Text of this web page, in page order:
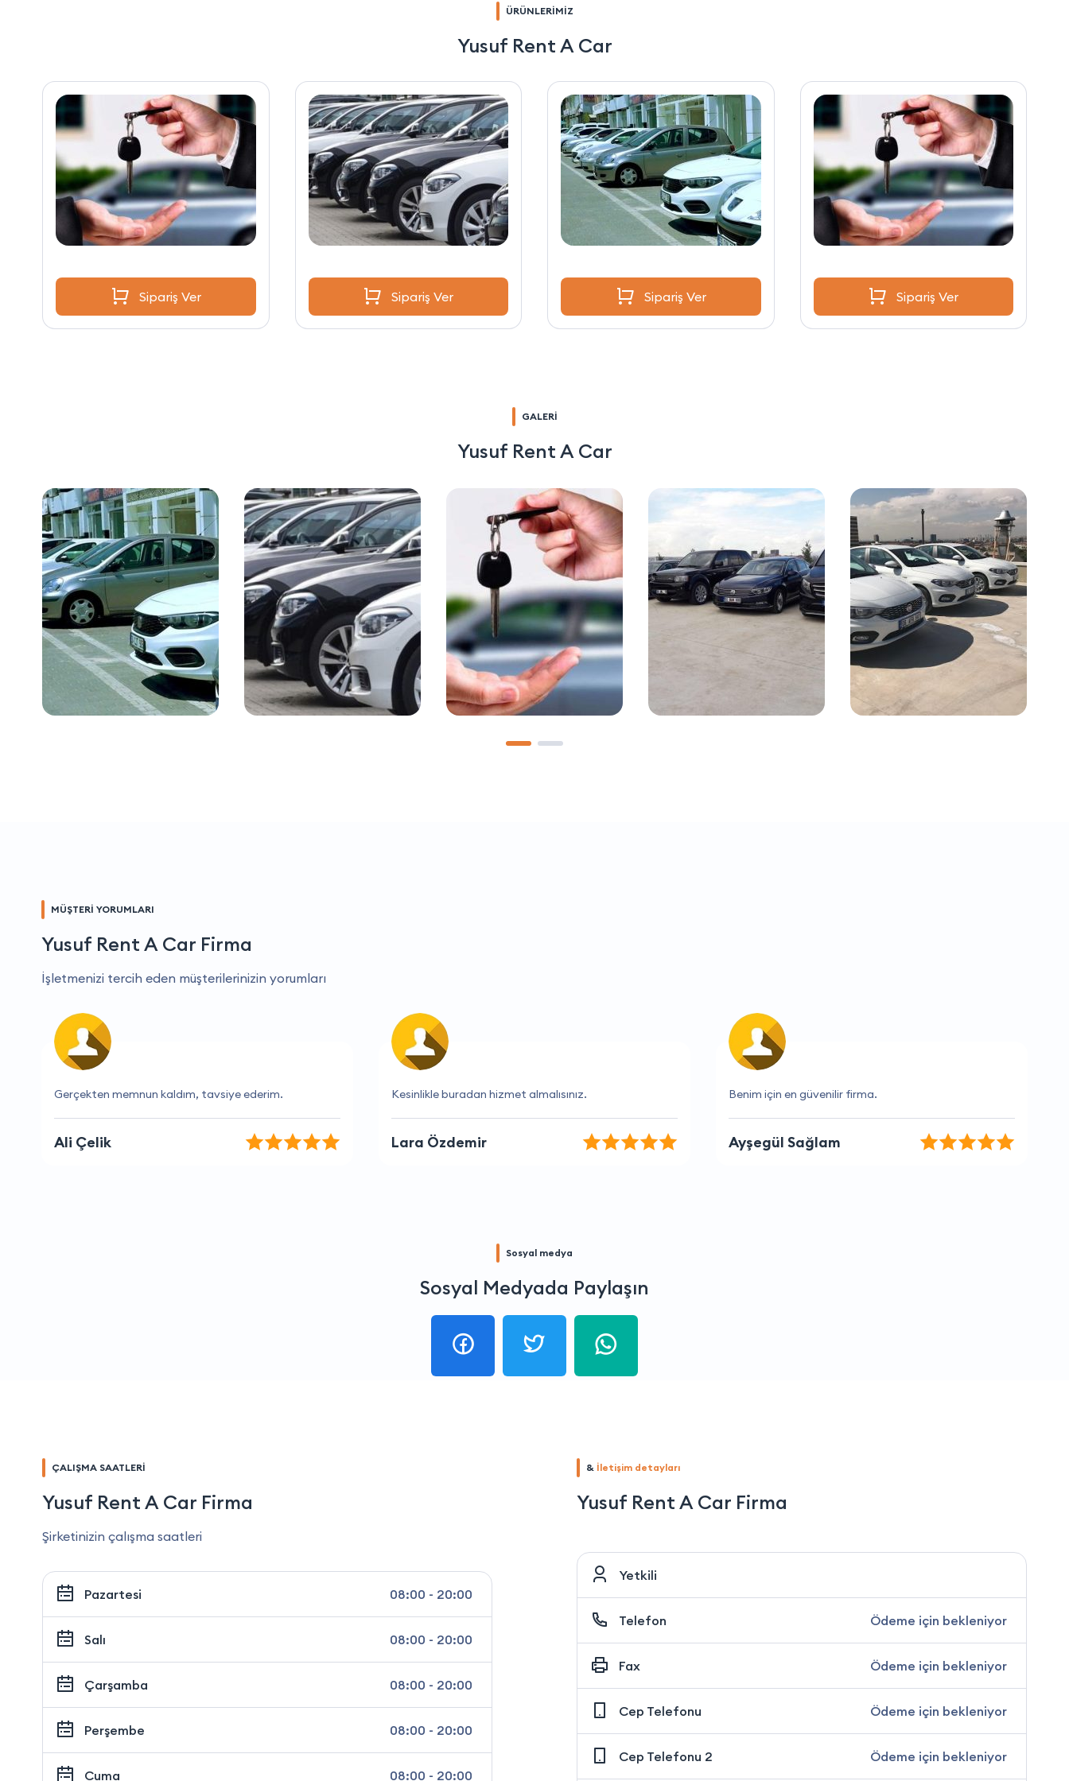
ÜRÜNLERİMİZ
Yusuf Rent A Car
Sipariş Ver Sipariş Ver Sipariş Ver Sipariş Ver
GALERİ
Yusuf Rent A Car
MÜŞTERİ YORUMLARI
Yusuf Rent A Car Firma
İşletmenizi tercih eden müşterilerinizin yorumları
Kesinlikle buradan hizmet almalısınız.
Lara Özdemir
Benim için en güvenilir firma.
Ayşegül Sağlam
Gerçekten memnun kaldım, tavsiye ederim.
Ali Çelik
Sosyal medya
Sosyal Medyada Paylaşın
ÇALIŞMA SAATLERİ
Yusuf Rent A Car Firma
Şirketinizin çalışma saatleri
Pazartesi 08:00 - 20:00
Salı 08:00 - 20:00
Çarşamba 08:00 - 20:00
Perşembe 08:00 - 20:00
Cuma 08:00 - 20:00
& İletişim detayları
Yusuf Rent A Car Firma
Yetkili
Telefon Ödeme için bekleniyor
Fax Ödeme için bekleniyor
Cep Telefonu Ödeme için bekleniyor
Cep Telefonu 2 Ödeme için bekleniyor